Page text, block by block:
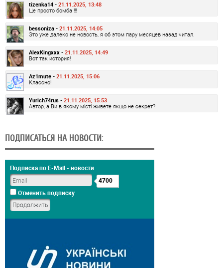
tizenka14 - 21.11.2025, 13:48
Це просто бомба !!!
bessoniza - 21.11.2025, 14:05
Это уже далеко не новость, я об этом пару месяцев назад читал.
AlexKingxxx - 21.11.2025, 14:49
Вот так история!
Az1mute - 21.11.2025, 15:06
Классно!
Yurich74rus - 21.11.2025, 15:53
Автор, а Ви в якому місті живете якщо не секрет?
ПОДПИСАТЬСЯ НА НОВОСТИ:
Подписка по E-Mail - новости
4700
Отменить подписку